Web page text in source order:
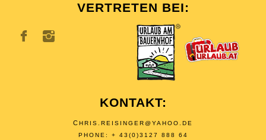
VERTRETEN BEI:
KONTAKT:
CHRIS.REISINGER@YAHOO.DE
PHONE: + 43(0)3127 888 64